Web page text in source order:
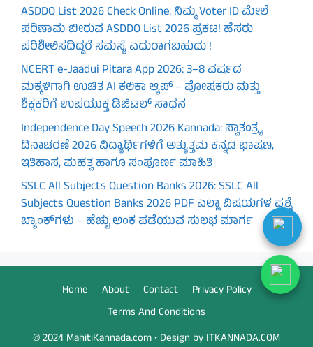
ASDDO List 2026 Check Online: ನಿಮ್ಮ Voter ID ಮೇಲೆ
ಪರಿಣಾಮ ಬೀರುವ ASDDO List 2026 ಪ್ರಕಟ! ಹೆಸರು
ಪರಿಶೀಲಿಸದಿದ್ದರೆ ಸಮಸ್ಯೆ ಎದುರಾಗಬಹುದು !
NCERT e-Jaadui Pitara App 2026: 3–8 ವರ್ಷದ
ಮಕ್ಕಳಿಗಾಗಿ ಉಚಿತ AI ಕಲಿಕಾ ಆ್ಯಪ್ – ಪೋಷಕರು ಮತ್ತು
ಶಿಕ್ಷಕರಿಗೆ ಉಪಯುಕ್ತ ಡಿಜಿಟಲ್ ಸಾಧನ
Independence Day Speech 2026 Kannada: ಸ್ವಾತಂತ್ರ್ಯ
ದಿನಾಚರಣೆ 2026 ವಿದ್ಯಾರ್ಥಿಗಳಿಗೆ ಅತ್ಯುತ್ತಮ ಕನ್ನಡ ಭಾಷಣ,
ಇತಿಹಾಸ, ಮಹತ್ವ ಹಾಗೂ ಸಂಪೂರ್ಣ ಮಾಹಿತಿ
SSLC All Subjects Question Banks 2026: SSLC All
Subjects Question Banks 2026 PDF ಎಲ್ಲಾ ವಿಷಯಗಳ ಪ್ರಶ್ನೆ
ಬ್ಯಾಂಕ್‌ಗಳು – ಹೆಚ್ಚು ಅಂಕ ಪಡೆಯುವ ಸುಲಭ ಮಾರ್ಗ
Home About Contact
Privacy Policy
Terms And Conditions
© 2024 MahitiKannada.com • Design by ITKANNADA.COM